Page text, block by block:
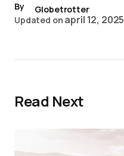
By
Globetrotter
Updated on april 12, 2025
Read Next